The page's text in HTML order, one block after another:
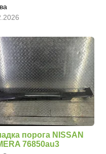
порога NISSAN
76850au3